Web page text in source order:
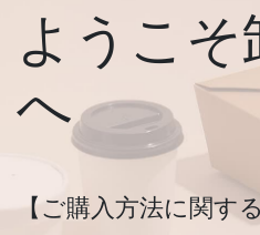
ようこ
へ
【ご購入方法に関す